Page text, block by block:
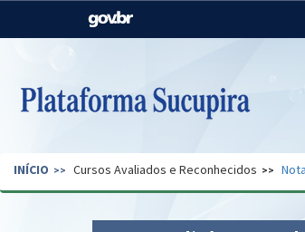
Casa Civil
Pecuária e Abastecimento
Secretaria de Governo
INÍCIO Cursos Avaliados e Reconhecidos